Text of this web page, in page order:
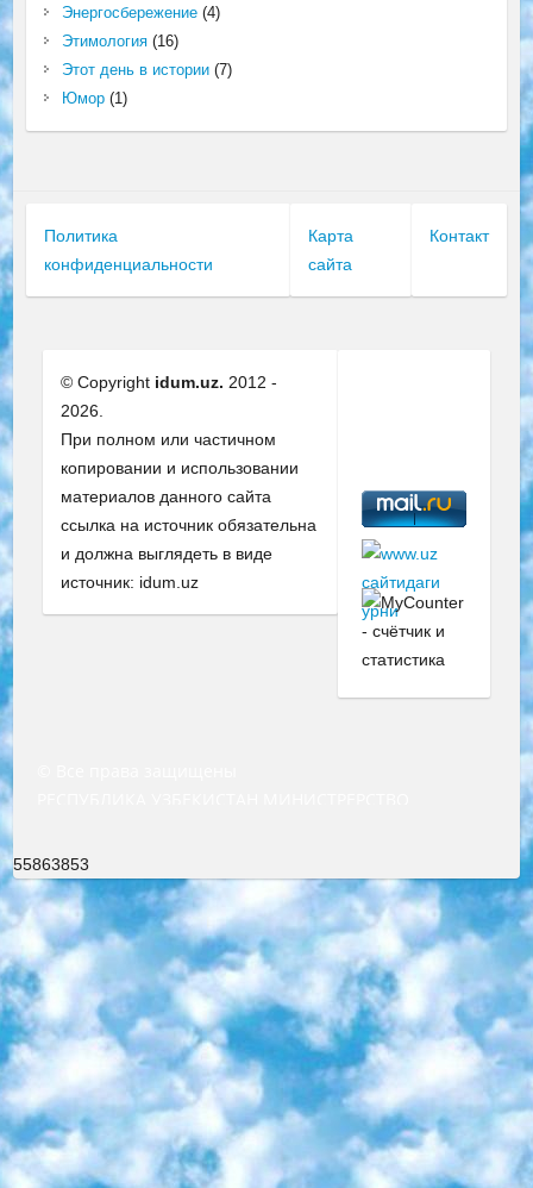
Энергосбережение(4)
Этимология(16)
Этот день в истории(7)
Юмор(1)
Политика
конфиденциальности
Карта
сайта
Контакт
© Copyright idum.uz. 2012 -
2026.
При полном или частичном
копировании и использовании
материалов данного сайта
ссылка на источник обязательна
и должна выглядеть в виде
источник: idum.uz
55863853